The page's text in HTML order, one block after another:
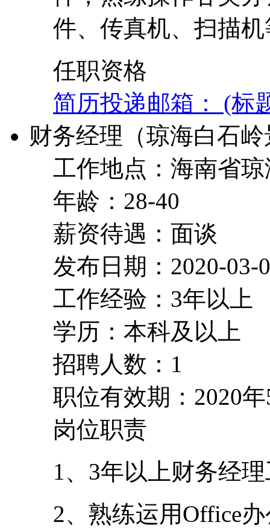
件、传真机、扫描
任职资格
简历投递邮箱： (标
财务经理（琼海白石
工作地点：海南省
年龄：28-40
薪资待遇：面谈
发布日期：2020-03-
工作经验：3年以上
学历：本科及以上
招聘人数：1
职位有效期：2020
岗位职责
1、3年以上财务经
2、熟练运用Office